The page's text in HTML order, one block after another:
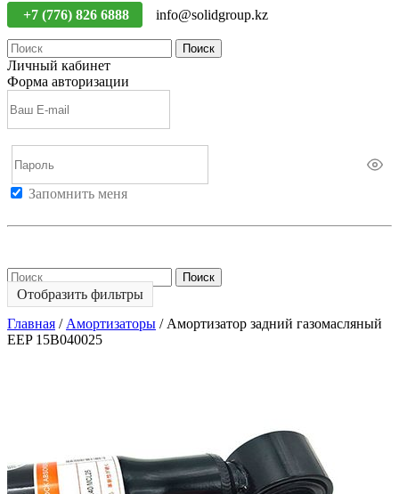
+7 (776) 826 6888 info@solidgroup.kz
Поиск
Личный кабинет
Форма авторизации
Запомнить меня
Поиск
Отобразить фильтры
Главная / Амортизаторы / Амортизатор задний газомасляный
EEP 15B040025